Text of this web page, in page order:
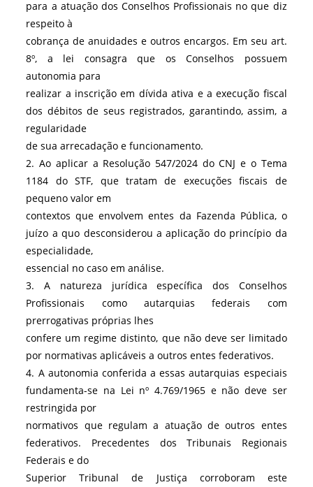
para a atuação dos Conselhos Profissionais no que diz
respeito à
cobrança de anuidades e outros encargos. Em seu art.
8º, a lei consagra que os Conselhos possuem
autonomia para
realizar a inscrição em dívida ativa e a execução fiscal
dos débitos de seus registrados, garantindo, assim, a
regularidade
de sua arrecadação e funcionamento.
2. Ao aplicar a Resolução 547/2024 do CNJ e o Tema
1184 do STF, que tratam de execuções fiscais de
pequeno valor em
contextos que envolvem entes da Fazenda Pública, o
juízo a quo desconsiderou a aplicação do princípio da
especialidade,
essencial no caso em análise.
3. A natureza jurídica específica dos Conselhos
Profissionais como autarquias federais com
prerrogativas próprias lhes
confere um regime distinto, que não deve ser limitado
por normativas aplicáveis a outros entes federativos.
4. A autonomia conferida a essas autarquias especiais
fundamenta-se na Lei nº 4.769/1965 e não deve ser
restringida por
normativos que regulam a atuação de outros entes
federativos. Precedentes dos Tribunais Regionais
Federais e do
Superior Tribunal de Justiça corroboram este